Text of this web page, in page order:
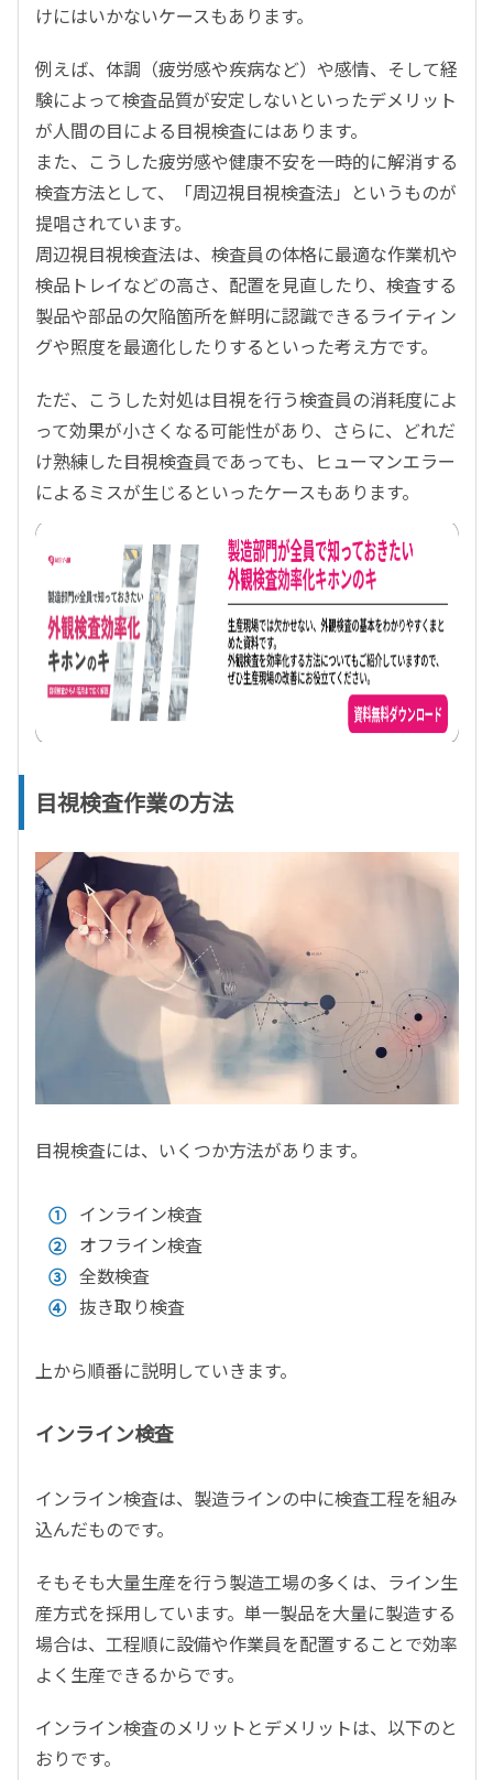
けにはいかないケースもあります。
例えば、体調（疲労感や疾病など）や感情、そして経
験によって検査品質が安定しないといったデメリット
が人間の目による目視検査にはあります。
また、こうした疲労感や健康不安を一時的に解消する
検査方法として、「周辺視目視検査法」というものが
提唱されています。
周辺視目視検査法は、検査員の体格に最適な作業机や
検品トレイなどの高さ、配置を見直したり、検査する
製品や部品の欠陥箇所を鮮明に認識できるライティン
グや照度を最適化したりするといった考え方です。
ただ、こうした対処は目視を行う検査員の消耗度によ
って効果が小さくなる可能性があり、さらに、どれだ
け熟練した目視検査員であっても、ヒューマンエラー
によるミスが生じるといったケースもあります。
目視検査作業の方法
目視検査には、いくつか方法があります。
インライン検査
オフライン検査
全数検査
抜き取り検査
上から順番に説明していきます。
インライン検査
インライン検査は、製造ラインの中に検査工程を組み
込んだものです。
そもそも大量生産を行う製造工場の多くは、ライン生
産方式を採用しています。単一製品を大量に製造する
場合は、工程順に設備や作業員を配置することで効率
よく生産できるからです。
インライン検査のメリットとデメリットは、以下のと
おりです。